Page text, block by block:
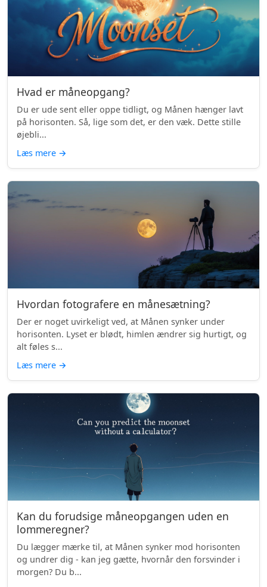
Hvad er måneopgang?
Du er ude sent eller oppe tidligt, og Månen hænger lavt
på horisonten. Så, lige som det, er den væk. Dette stille
øjebli...
Læs mere →
Hvordan fotografere en månesætning?
Der er noget uvirkeligt ved, at Månen synker under
horisonten. Lyset er blødt, himlen ændrer sig hurtigt, og
alt føles s...
Læs mere →
Kan du forudsige måneopgangen uden en
lommeregner?
Du lægger mærke til, at Månen synker mod horisonten
og undrer dig - kan jeg gætte, hvornår den forsvinder i
morgen? Du b...